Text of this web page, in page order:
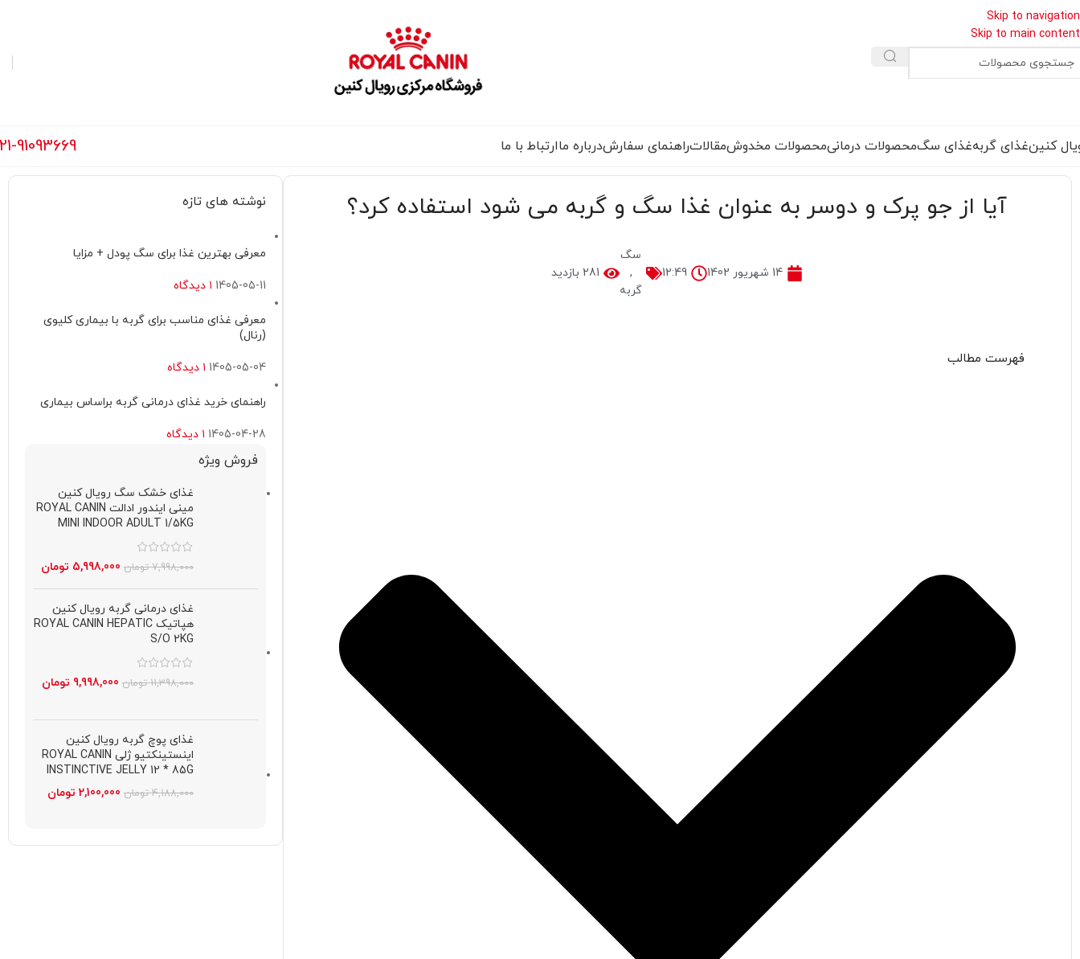
Skip to navigation
Skip to main content
کنینغذای گربهغذای سگمحصولات درمانیمحصولات مخدوشمقالاتراهنمای سفارشدرباره ماارتباط با ما 91093669
نوشته های تازه
معرفی بهترین غذا برای سگ پودل + مزایا
1405-05-11 ۱ دیدگاه
معرفی غذای مناسب برای گربه با بیماری کلیوی
(رنال)
1405-05-04 ۱ دیدگاه
راهنمای خرید غذای درمانی گربه براساس بیماری
1405-04-28 ۱ دیدگاه
فروش ویژه
غذای خشک سگ رویال کنین
مینی ایندور ادالت ROYAL CANIN
MINI INDOOR ADULT 1/5KG
7,998,000 تومان 5,998,000 تومان
غذای درمانی گربه رویال کنین
هپاتیک ROYAL CANIN HEPATIC
S/O 2KG
11,398,000 تومان 9,998,000 تومان
غذای پوچ گربه رویال کنین
اینستینکتیو ژلی ROYAL CANIN
INSTINCTIVE JELLY 12 * 85G
4,188,000 تومان 2,100,000 تومان
آیا از جو پرک و دوسر به عنوان غذا سگ و گربه می شود استفاده کرد؟
14 شهریور 1402 12:49
سگ
,
گربه
281 بازدید
فهرست مطالب